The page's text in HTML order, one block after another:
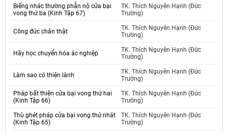
Biếng nhác thường phẫn nộ cửa bại
vong thứ ba (Kinh Tập 67)
TK. Thích Nguyên Hạnh (Đức
Trường)
Công đức chân thật
TK. Thích Nguyên Hạnh (Đức
Trường)
Hãy học chuyển hóa ác nghiệp
TK. Thích Nguyên Hạnh (Đức
Trường)
Làm sao có thiện lành
TK. Thích Nguyên Hạnh (Đức
Trường)
Pháp bất thiện cửa bại vong thứ hai
(Kinh Tập 66)
TK. Thích Nguyên Hạnh (Đức
Trường)
Thù ghét pháp cửa bại vong thứ nhát
(Kinh Tập 65)
TK. Thích Nguyên Hạnh (Đức
Trường)